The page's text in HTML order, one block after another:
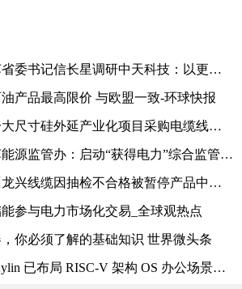
信长星调研中天科技：以更多拳头产品抢占竞争制高点
产品最高限价 与欧盟一致-环球快报
尺寸硅外延产业化项目采购电缆线一批
管办：启动“获得电力”综合监管问题整改复查工作
线缆因抽检不合格被暂停产品中标资格6个月
参与电力市场化交易_全球观热点
你必须了解的基础知识 世界微头条
V 架构 OS 办公场景生态：迁移适配开源应用_全球观焦点